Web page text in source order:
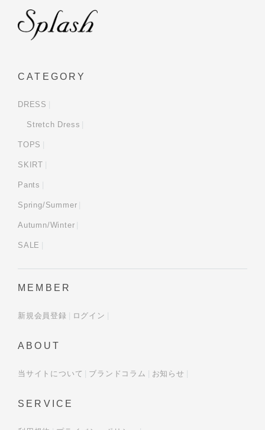
CATEGORY
DRESS
Stretch Dress
TOPS
SKIRT
Pants
Spring/Summer
Autumn/Winter
SALE
MEMBER
新規会員登録 ログイン
ABOUT
当サイトについて ブランドコラム お知らせ
SERVICE